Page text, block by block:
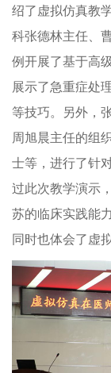
绍了虚拟仿真教
科张德林主任、
例开展了基于高
展示了急重症处
等技巧。另外，
周旭晨主任的组
士等，进行了针
过此次教学演示
苏的临床实践能
同时也体会了虚